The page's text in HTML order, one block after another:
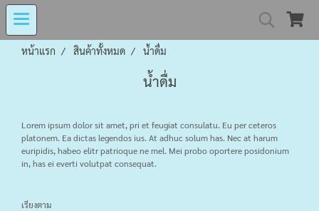
MIND MALL
เงินทุนหมุนเวียนโรงงานในอารักษ์
หน้าแรก สินค้าทั้งหมด น้ำดื่ม
น้ำดื่ม
Lorem ipsum dolor sit amet, pri et feugiat consulatu. Eu per ceteros
platonem. Ea dictas legendos ius. At adhuc solum has. Nec at harum
euripidis, habeo elitr patrioque ne mel. Mei probo oportere posidonium
in, has ei everti volutpat consequat.
เรียงตาม